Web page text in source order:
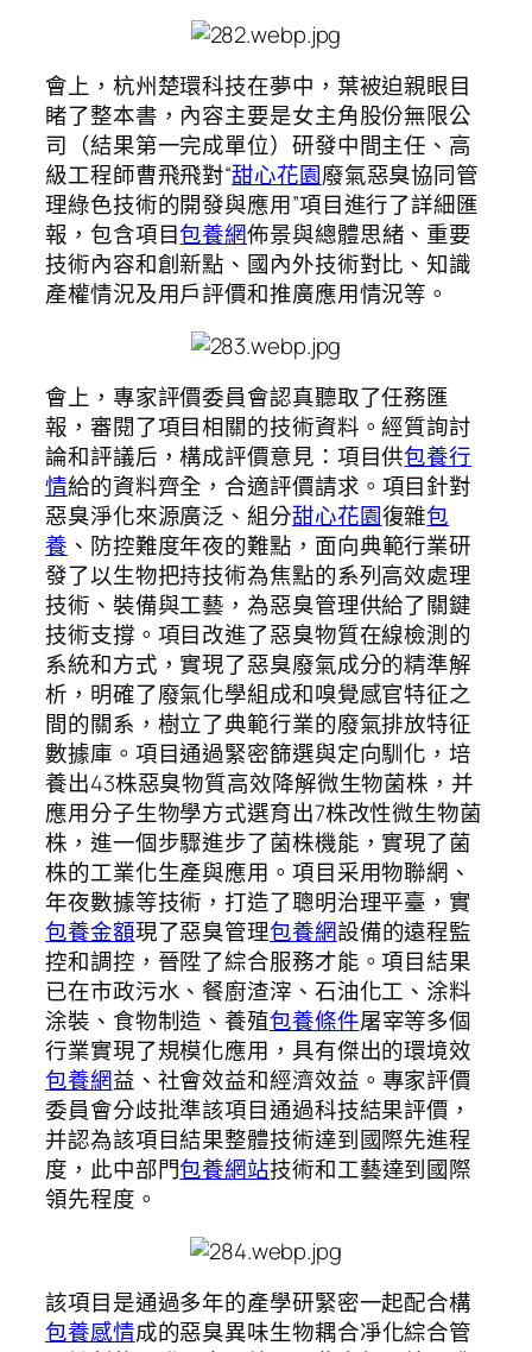
會上，杭州楚環科技在夢中，葉被迫親眼目
睹了整本書，內容主要是女主角股份無限公
司（結果第一完成單位）研發中間主任、高
級工程師曹飛飛對“甜心花園廢氣惡臭協同管
理綠色技術的開發與應用”項目進行了詳細匯
報，包含項目包養網佈景與總體思緒、重要
技術內容和創新點、國內外技術對比、知識
產權情況及用戶評價和推廣應用情況等。
會上，專家評價委員會認真聽取了任務匯
報，審閱了項目相關的技術資料。經質詢討
論和評議后，構成評價意見：項目供包養行
情給的資料齊全，合適評價請求。項目針對
惡臭淨化來源廣泛、組分甜心花園復雜包
養 、防控難度年夜的難點，面向典範行業研
發了以生物把持技術為焦點的系列高效處理
技術、裝備與工藝，為惡臭管理供給了關鍵
技術支撐。項目改進了惡臭物質在線檢測的
系統和方式，實現了惡臭廢氣成分的精準解
析，明確了廢氣化學組成和嗅覺感官特征之
間的關系，樹立了典範行業的廢氣排放特征
數據庫。項目通過緊密篩選與定向馴化，培
養出43株惡臭物質高效降解微生物菌株，并
應用分子生物學方式選育出7株改性微生物菌
株，進一個步驟進步了菌株機能，實現了菌
株的工業化生產與應用。項目采用物聯網、
年夜數據等技術，打造了聰明治理平臺，實
包養金額現了惡臭管理包養網設備的遠程監
控和調控，晉陞了綜合服務才能。項目結果
已在市政污水、餐廚渣滓、石油化工、涂料
涂裝、食物制造、養殖包養條件屠宰等多個
行業實現了規模化應用，具有傑出的環境效
包養網益、社會效益和經濟效益。專家評價
委員會分歧批準該項目通過科技結果評價，
并認為該項目結果整體技術達到國際先進程
度，此中部門包養網站技術和工藝達到國際
領先程度。
該項目是通過多年的產學研緊密一起配合構
包養感情成的惡臭異味生物耦合凈化綜合管